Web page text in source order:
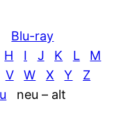
Blu-ray
H I J K L
M
V W X Y
Z
neu – alt